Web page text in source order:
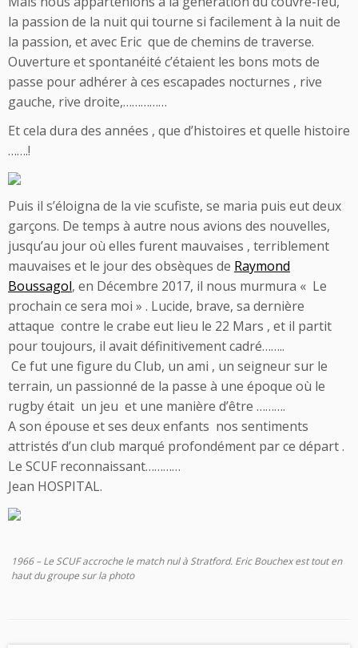
la passion de la nuit qui tourne si facilement à la nuit de
la passion, et avec Eric que de chemins de traverse.
Ouverture et spontanéité c’étaient les bons mots de
passe pour adhérer à ces escapades nocturnes , rive
gauche, rive droite,……………
Et cela dura des années , que d’histoires et quelle histoire
…….!
Puis il s’éloigna de la vie scufiste, se maria puis eut deux
garçons. De temps à autre nous avions des nouvelles,
jusqu’au jour où elles furent mauvaises , terriblement
mauvaises et le jour des obsèques de Raymond
Boussagol, en Décembre 2017, il nous murmura « Le
prochain ce sera moi » . Lucide, brave, sa dernière
attaque contre le crabe eut lieu le 22 Mars , et il partit
pour toujours, il avait définitivement cadré……..
Ce fut une figure du Club, un ami , un seigneur sur le
terrain, un passionné de la passe à une époque où le
rugby était un jeu et une manière d’être ……….
A son épouse et ses deux enfants nos sentiments
attristés d’un club marqué profondément par ce départ .
Le SCUF reconnaissant…………
Jean HOSPITAL.
1966 – Le SCUF accroche le match nul à Stratford. Eric Bouchex est tout en
haut du groupe sur la photo